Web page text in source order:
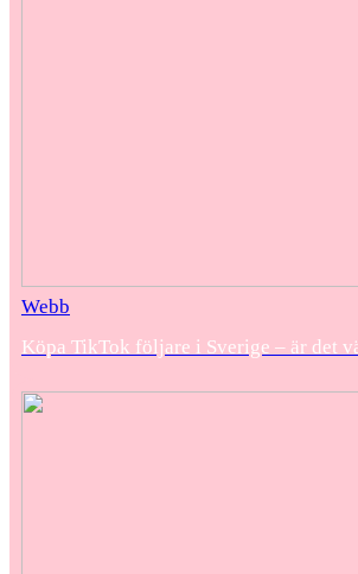
Webb
Köpa TikTok följare i Sverige – är det